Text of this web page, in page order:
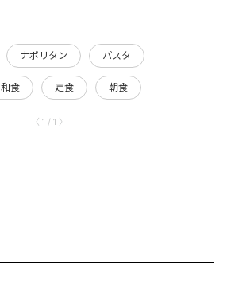
ナポリタン パスタ
和食 定食 朝食
〈 1 / 1 〉